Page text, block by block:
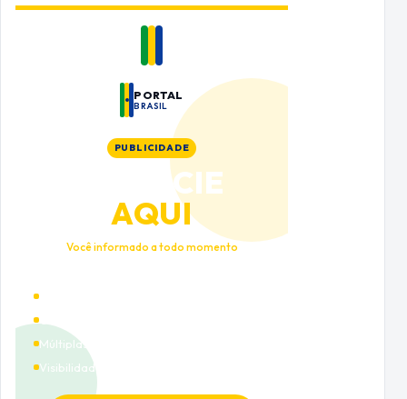
PORTAL
BRASIL
PUBLICIDADE
ANUNCIE
AQUI
Você informado a todo momento
Múltiplas categorias
Visibilidade premium